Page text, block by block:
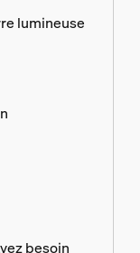
lumineuse
besoin